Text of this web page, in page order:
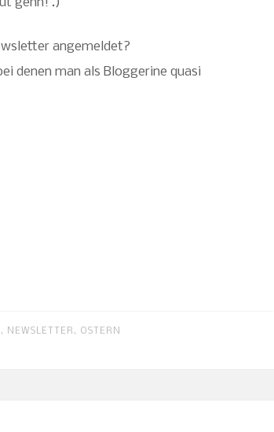
angemeldet?
denen man als Bloggerine quasi
, NEWSLETTER , OSTERN